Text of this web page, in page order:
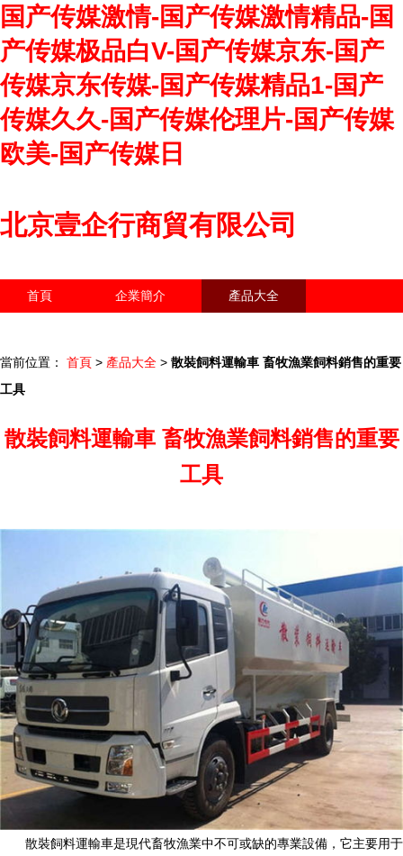
国产传媒激情-国产传媒激情精品-国
产传媒极品白V-国产传媒京东-国产
传媒京东传媒-国产传媒精品1-国产
传媒久久-国产传媒伦理片-国产传媒
欧美-国产传媒日
北京壹企行商貿有限公司
首頁 企業簡介 產品大全
當前位置： 首頁 > 產品大全 > 散裝飼料運輸車 畜牧漁業飼料銷售的重要
工具
散裝飼料運輸車 畜牧漁業飼料銷售的重要
工具
散裝飼料運輸車是現代畜牧漁業中不可或缺的專業設備，它主要用于